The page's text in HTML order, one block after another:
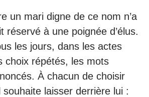
un mari digne de ce nom n’a
réservé à une poignée d’élus.
les jours, dans les actes
choix répétés, les mots
À chacun de choisir
souhaite laisser derrière lui :